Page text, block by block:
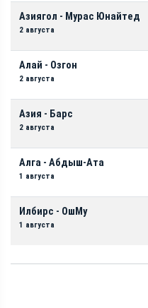
Азиягол - Мурас Юнайтед
2 августа
Алай - Озгон
2 августа
Азия - Барс
2 августа
Алга - Абдыш-Ата
1 августа
Илбирс - ОшМу
1 августа